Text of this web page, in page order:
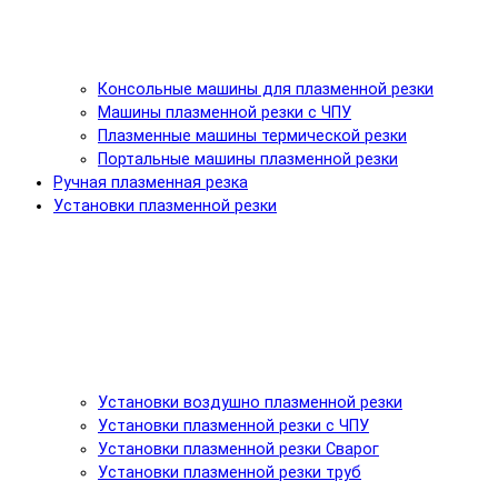
Консольные машины для плазменной резки
Машины плазменной резки с ЧПУ
Плазменные машины термической резки
Портальные машины плазменной резки
Ручная плазменная резка
Установки плазменной резки
Установки воздушно плазменной резки
Установки плазменной резки с ЧПУ
Установки плазменной резки Сварог
Установки плазменной резки труб